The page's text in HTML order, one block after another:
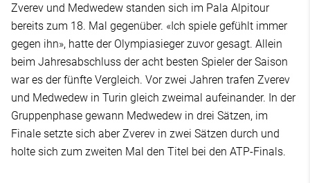
Zverev und Medwedew standen sich im Pala Alpitour
bereits zum 18. Mal gegenüber. «Ich spiele gefühlt immer
gegen ihn», hatte der Olympiasieger zuvor gesagt. Allein
beim Jahresabschluss der acht besten Spieler der Saison
war es der fünfte Vergleich. Vor zwei Jahren trafen Zverev
und Medwedew in Turin gleich zweimal aufeinander. In der
Gruppenphase gewann Medwedew in drei Sätzen, im
Finale setzte sich aber Zverev in zwei Sätzen durch und
holte sich zum zweiten Mal den Titel bei den ATP-Finals.